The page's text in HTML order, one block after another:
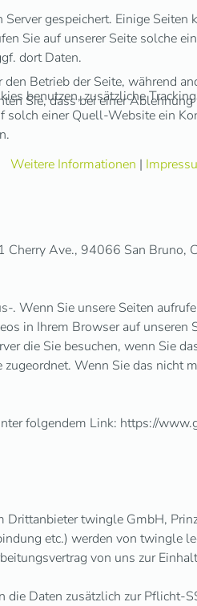
gespeichert. Einige
Sie auf unserer Seite solche
dort Daten.
benutzen, zusätzliche
einer Quell-Website ein
Ave., 94066 San Bruno,
Wenn Sie unsere Seiten
in Ihrem Browser auf
die Sie besuchen, wenn Sie
Wenn Sie das nicht
folgendem Link: https://
twingle GmbH,
etc.) werden von
von uns zur
Daten zusätzlich zur
Betrieb der Seite, während
Sie, dass bei einer
Weitere Informationen |